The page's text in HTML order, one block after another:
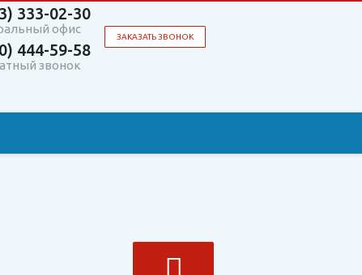
ЗАКАЗАТЬ ЗВОНОК
333-02-30
офис
444-59-58
звонок